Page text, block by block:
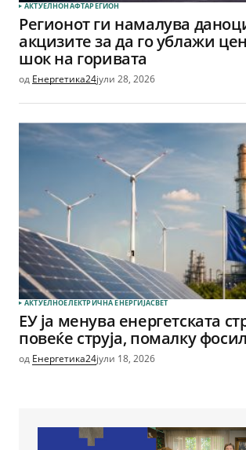
АКТУЕЛНОНАФТАРЕГИОН
Регионот ги намалува
акцизите за да го ублажи
шок на горивата
од Енергетика24јули 28, 2026
АКТУЕЛНОЕЛЕКТРИЧНА ЕНЕРГИЈАСВЕТ
ЕУ ја менува енергетската
повеќе струја, помалку
од Енергетика24јули 18, 2026